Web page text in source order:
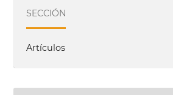
SECCIÓN
Artículos